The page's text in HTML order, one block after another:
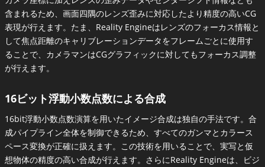
含まれるため、画面四隅のレンズ歪みに対応したより精度の高いCG
表現が行えます。たま、Reality Engineはレンズのフォーカス情報と
して焦点距離のキャリブレーションデータをフレームごとに使用す
ることで、カメラマンはCGグラフィックに対してもフォーカス調整
が行えます。
16ビット浮動小数点数による合成
16bit浮動小数点数演算を用いたイメージ合成は独自の手法です。合
成パイプライン全体を制御できるため、すべてのガンマとカラース
ペース変換が正確に扱えます。この技術を用いることで、実写と仮
想物体の精度の高い合成が行えます。さらにReality Engineは、ビジ